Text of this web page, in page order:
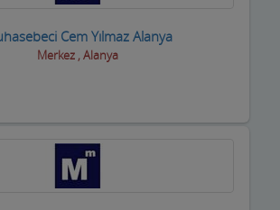
Cem Yılmaz Alanya
Merkez , Alanya